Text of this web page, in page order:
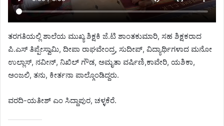
ತರಗತಿಯಲ್ಲಿ ಶಾಲೆಯ ಮುಖ್ಯ ಶಿಕ್ಷಕಿ ಜೆ.ಟಿ‌ ಶಾಂತಕುಮಾರಿ, ಸಹ ಶಿಕ್ಷಕರಾದ
ಪಿ.ಎಸ್ ತಿಪ್ಪೇಸ್ವಾಮಿ, ದೀಪಾ ರಾಘವೇಂದ್ರ, ಸುದೀಪ್, ವಿದ್ಯಾರ್ಥಿಗಳಾದ ಮನೋ
ಉಲ್ಲಾಸ್, ನವೀನ್, ನಿಖಿಲ್ ಗೌಡ, ಅಮೃತಾ ವರ್ಷಿಣಿ,ಕಾವೇರಿ, ಯಶಿಕಾ,
ಅಂಜಲಿ, ತನು, ಕೀರ್ತನಾ ಪಾಲ್ಗೊಂಡಿದ್ದರು.
ವರದಿ-ಯತೀಶ್ ಎಂ ಸಿದ್ದಾಪುರ, ಚಳ್ಳಕೆರೆ.